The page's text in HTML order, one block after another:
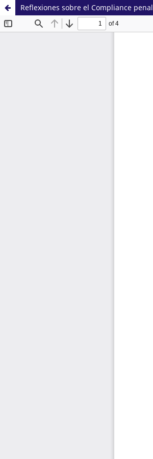
Reflexiones sobre el Compliance penal